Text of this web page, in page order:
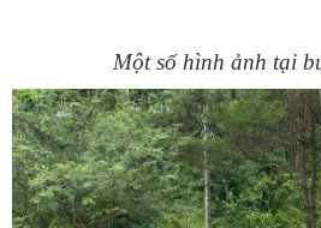
Một số hình ảnh tại